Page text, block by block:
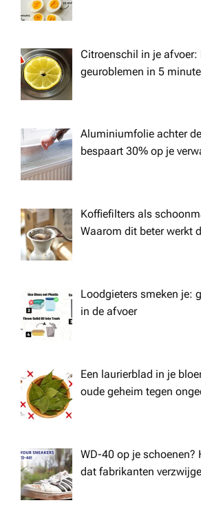
Citroenschil in je afvoer:
geuroblemen in 5
Aluminiumfolie achter
bespaart 30% op je
Koffiefilters als
Waarom dit beter werkt
Loodgieters smeken je:
in de afvoer
Een laurierblad in je
oude geheim tegen
WD-40 op je schoenen?
dat fabrikanten